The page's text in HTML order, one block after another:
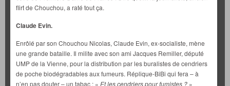
flirt de Chouchou, a raté tout ça.
Claude Evin.
Enrôlé par son Chouchou Nicolas, Claude Evin, ex-socialiste, mène
une grande bataille. Il milite avec son ami Jacques Remiller, député
UMP de la Vienne, pour la distribution par les buralistes de cendriers
de poche biodégradables aux fumeurs. Réplique-BiBi qui fera – à
n’en pas douter – un tabac : « Et les cendriers pour fumistes ? »